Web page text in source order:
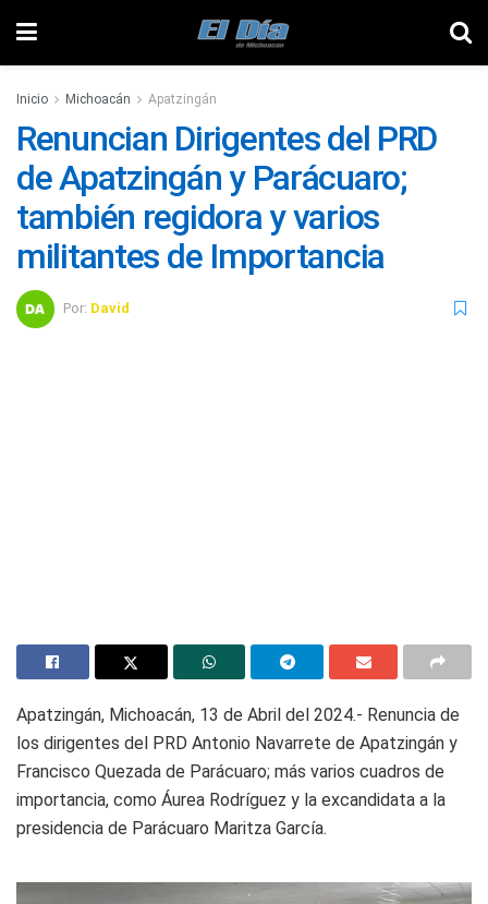
Inicio Michoacán Apatzingán
Renuncian Dirigentes del PRD
de Apatzingán y Parácuaro;
también regidora y varios
militantes de Importancia
Por: David
Apatzingán, Michoacán, 13 de Abril del 2024.- Renuncia de
los dirigentes del PRD Antonio Navarrete de Apatzingán y
Francisco Quezada de Parácuaro; más varios cuadros de
importancia, como Áurea Rodríguez y la excandidata a la
presidencia de Parácuaro Maritza García.